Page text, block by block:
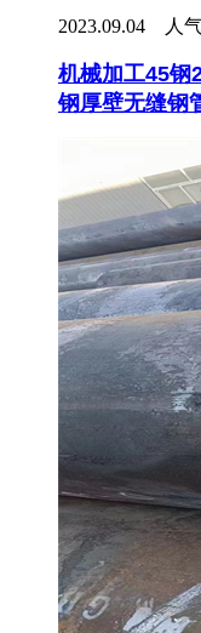
2023.09.04 人气
机械加工45钢
钢厚壁无缝钢